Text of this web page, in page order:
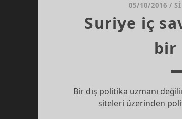
05/10/2016 /
Suriye iç
bir
Bir dış politika uzmanı
siteleri üzerinden